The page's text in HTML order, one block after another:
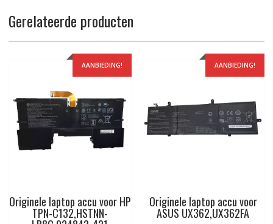
Gerelateerde producten
AANBIEDING!
Originele laptop accu voor HP
TPN-C132,HSTNN-
AANBIEDING!
Originele laptop accu voor
ASUS UX362,UX362FA